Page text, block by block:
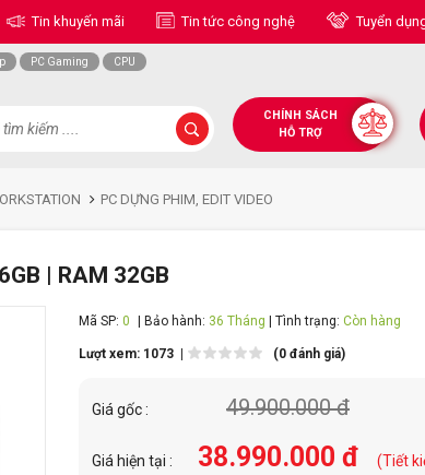
Tin khuyến mãi Tin tức công nghệ Tuyển
PC Gaming
CPU
CHÍNH SÁCH
HỖ TRỢ
PC DỰNG PHIM, EDIT VIDEO
| RAM 32GB
Mã SP: 0 | Bảo hành: 36 Tháng | Tình trạng: Còn hàng
Lượt xem: 1073 | (0 đánh giá)
Giá gốc : 49.900.000 đ
Giá hiện tại : 38.990.000 đ (Tiết